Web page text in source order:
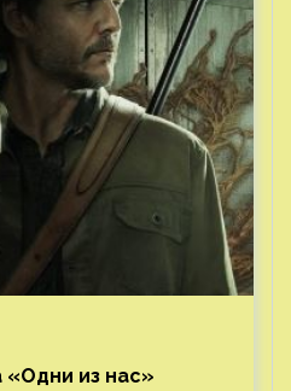
«Одни из нас»